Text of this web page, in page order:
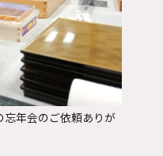
忘年会のご依頼ありが